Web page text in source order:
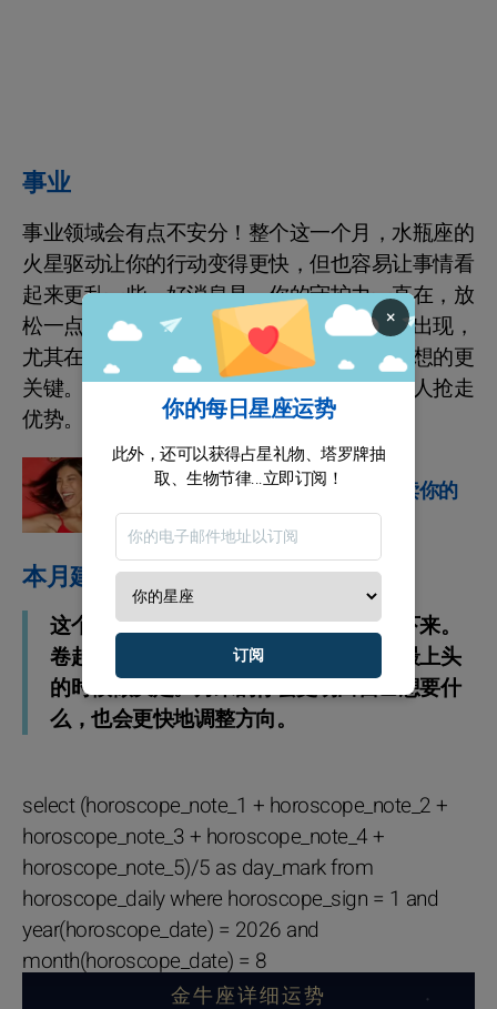
事业
事业领域会有点不安分！整个这一个月，水瓶座的
火星驱动让你的行动变得更快，但也容易让事情看
起来更乱一些。好消息是，你的守护力一直在，放
松一点就能把局面稳住。斗劲和较量可能会出现，
尤其在第一个空间位，你的合作氛围要比你想的更
关键。把心态放稳，你就不太可能轻易被别人抢走
优势。等时机到，你会知道该怎么出手。
星座运势
不要再等了！现在就阅读你的
星座运势
本月建议
这个月会很忙，节奏一旦拉起来就停不下来。
卷起袖子之前先把底线记牢：别在情绪最上头
的时候做决定。月末的你会更明白自己想要什
么，也会更快地调整方向。
select (horoscope_note_1 + horoscope_note_2 +
horoscope_note_3 + horoscope_note_4 +
horoscope_note_5)/5 as day_mark from
horoscope_daily where horoscope_sign = 1 and
year(horoscope_date) = 2026 and
month(horoscope_date) = 8
金牛座详细运势
×
你的每日星座运势
此外，还可以获得占星礼物、塔罗牌抽
取、生物节律...立即订阅！
订阅